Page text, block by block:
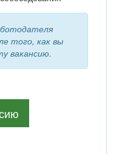
того, как вы
вакансию.